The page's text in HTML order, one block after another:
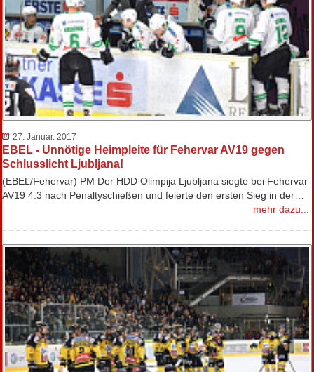
27. Januar. 2017
EBEL - Unnötige Heimpleite für Fehervar AV19 gegen
Schlusslicht Ljubljana!
(EBEL/Fehervar) PM Der HDD Olimpija Ljubljana siegte bei Fehervar
AV19 4:3 nach Penaltyschießen und feierte den ersten Sieg in der…
mehr dazu...